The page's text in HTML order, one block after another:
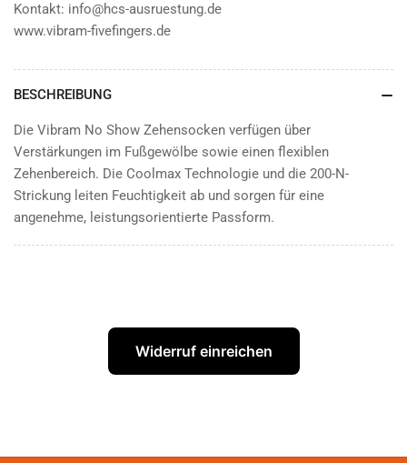
Kontakt: info@hcs-ausruestung.de
www.vibram-fivefingers.de
BESCHREIBUNG
Die Vibram No Show Zehensocken verfügen über
Verstärkungen im Fußgewölbe sowie einen flexiblen
Zehenbereich. Die Coolmax Technologie und die 200-N-
Strickung leiten Feuchtigkeit ab und sorgen für eine
angenehme, leistungsorientierte Passform.
Widerruf einreichen